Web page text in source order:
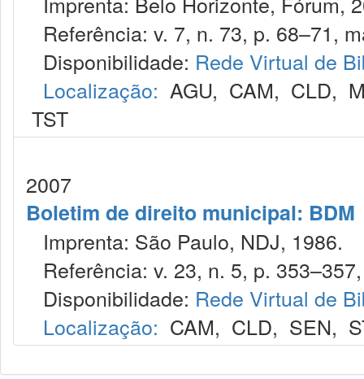
Referência: v. 7, n. 73, p. 68–71,
Disponibilidade: Rede Virtual de
Localização: AGU, CAM, CLD,
TST
2007
Boletim de direito municipal: BDM
Imprenta: São Paulo, NDJ, 1986.
Referência: v. 23, n. 5, p.
Disponibilidade: Rede Virtual de
Localização: CAM, CLD, SEN,